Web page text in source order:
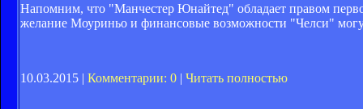
Напомним, что "Манчестер Юнайтед" обладает правом
желание Моуриньо и финансовые возможности "Челси"
10.03.2015 | Комментарии: 0 | Читать полностью